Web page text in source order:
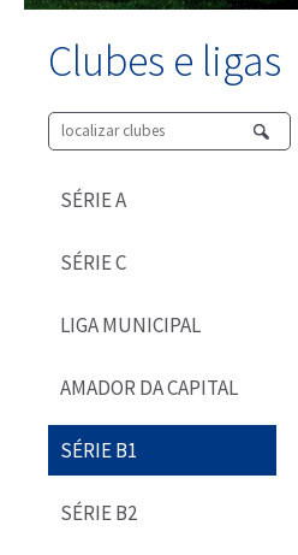
Clubes e ligas
SÉRIE A
SÉRIE C
LIGA MUNICIPAL
AMADOR DA CAPITAL
SÉRIE B1
SÉRIE B2